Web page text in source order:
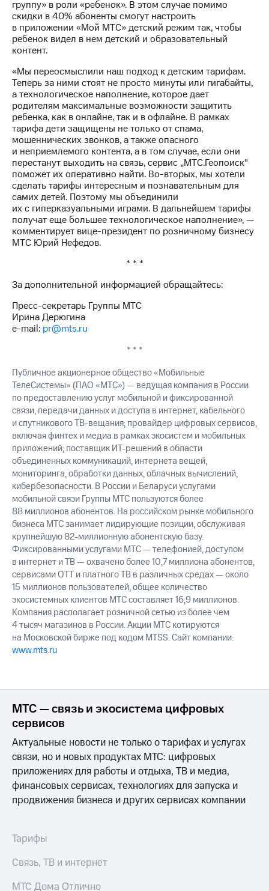
Рынок
акций
Описание
приобретения
Порядок
выкупа
акций
Дивиденды
Рынок
облигаций
Описание
Еврооблигации-2023
Уведомление
о
погашении
именных
облигаций
Другое
Контакты
деловая этика
На главную
группу» в роли «ребенок». В этом случае помимо
скидки в 40% абоненты смогут настроить
в приложении «Мой МТС» детский режим так, чтобы
ребенок видел в нем детский и образовательный
контент.
«Мы переосмыслили наш подход к детским тарифам.
Теперь за ними стоят не просто минуты или гигабайты,
а технологическое наполнение, которое дает
родителям максимальные возможности защитить
ребенка, как в онлайне, так и в офлайне. В рамках
тарифа дети защищены не только от спама,
мошеннических звонков, а также опасного
и неприемлемого контента, а в том случае, если они
перестанут выходить на связь, сервис „МТС.Геопоиск“
поможет их оперативно найти. Во-вторых, мы хотели
сделать тарифы интересным и познавательным для
самих детей. Поэтому мы объединили
их с гиперказуальными играми. В дальнейшем тарифы
получат еще большее технологическое наполнение», —
комментирует вице-президент по розничному бизнесу
МТС Юрий Нефедов.
* * *
За дополнительной информацией обращайтесь:
Пресс-секретарь Группы МТС
Ирина Дерюгина
e-mail: pr@mts.ru
* * *
Публичное акционерное общество «Мобильные
ТелеСистемы» (ПАО «МТС») — ведущая компания в России
по предоставлению услуг мобильной и фиксированной
связи, передачи данных и доступа в интернет, кабельного
и спутникового ТВ-вещания; провайдер цифровых сервисов,
включая финтех и медиа в рамках экосистем и мобильных
приложений; поставщик ИТ-решений в области
объединенных коммуникаций, интернета вещей,
мониторинга, обработки данных, облачных вычислений,
кибербезопасности. В России и Беларуси услугами
мобильной связи Группы МТС пользуются более
88 миллионов абонентов. На российском рынке мобильного
бизнеса МТС занимает лидирующие позиции, обслуживая
крупнейшую 82-миллионную абонентскую базу.
Фиксированными услугами МТС — телефонией, доступом
в интернет и ТВ — охвачено более 10,7 миллиона абонентов,
сервисами OTT и платного ТВ в различных средах — около
15 миллионов пользователей, общее количество
экосистемных клиентов МТС составляет 16,9 миллионов.
Компания располагает розничной сетью из более чем
4 тысяч магазинов в России. Акции МТС котируются
на Московской бирже под кодом MTSS. Сайт компании:
www.mts.ru
МТС — связь и экосистема цифровых
сервисов
Актуальные новости не только о тарифах и услугах
связи, но и новых продуктах МТС: цифровых
приложениях для работы и отдыха, ТВ и медиа,
финансовых сервисах, технологиях для запуска и
продвижения бизнеса и других сервисах компании
Тарифы
Связь, ТВ и интернет
МТС Дома Отлично